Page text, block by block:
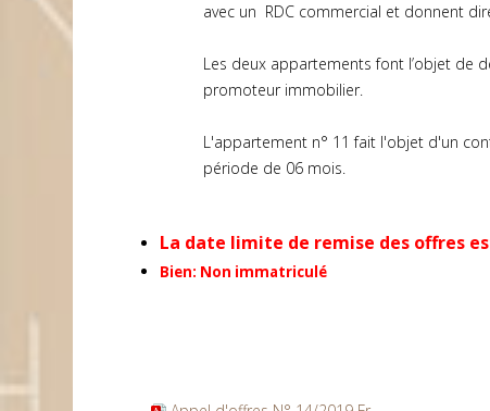
avec un RDC commercial et donnent
Les deux appartements font l’objet de
promoteur immobilier.
L'appartement n° 11 fait l'objet d'un
période de 06 mois.
La date limite de remise des offres
Bien: Non immatriculé